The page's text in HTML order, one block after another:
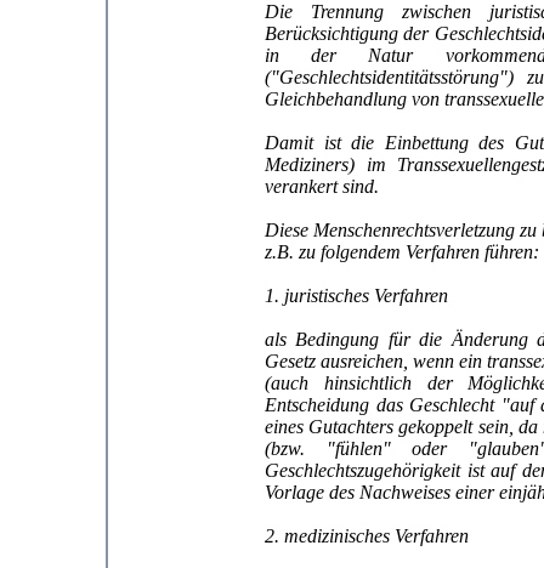
Die Trennung zwischen
Berücksichtigung der
in der Natur
Gleichbehandlung von
Damit ist die Einbettung des
Mediziners) im
verankert sind.
Diese Menschenrechtsverletzung
z.B. zu folgendem Verfahren führen:
1. juristisches Verfahren
als Bedingung für die Änderung
Gesetz ausreichen, wenn ein
(auch hinsichtlich der
Entscheidung das Geschlecht
eines Gutachters gekoppelt sein,
(bzw. "fühlen" oder
Geschlechtszugehörigkeit ist auf
Vorlage des Nachweises einer
2. medizinisches Verfahren